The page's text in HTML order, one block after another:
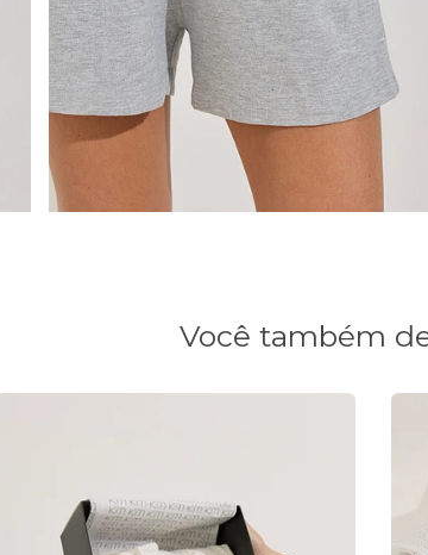
Você também